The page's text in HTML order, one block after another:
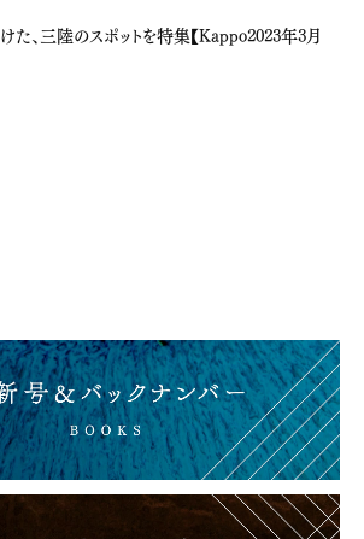
、三陸のスポットを特集【Kappo2023年3月